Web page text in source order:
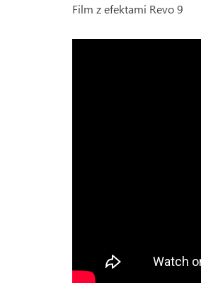
Film z efektami Revo 9